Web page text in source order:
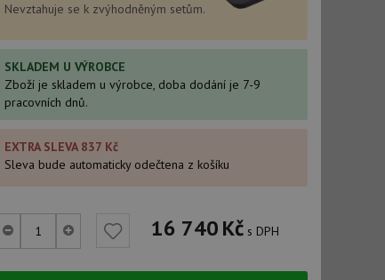
Nevztahuje se k zvýhodněným setům.
SKLADEM U VÝROBCE
Zboží je skladem u výrobce, doba dodání je 7-9
pracovních dnů.
EXTRA SLEVA 837 Kč
Sleva bude automaticky odečtena z košíku
16 740Kč s DPH